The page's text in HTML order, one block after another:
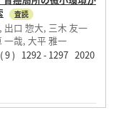
査読
出口 惣大, 三木 友一
一哉, 大平 雅一
9 ) 1292 - 1297 2020